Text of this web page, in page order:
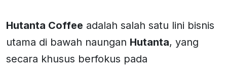
Hutanta Coffee adalah salah satu lini bisnis
utama di bawah naungan Hutanta, yang
secara khusus berfokus pada